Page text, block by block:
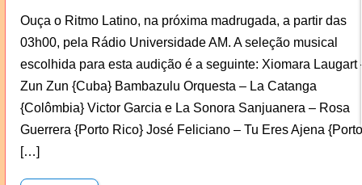
Ouça o Ritmo Latino, na próxima madrugada, a partir das
03h00, pela Rádio Universidade AM. A seleção musical
escolhida para esta audição é a seguinte: Xiomara Laugart
Zun Zun {Cuba} Bambazulu Orquesta – La Catanga
{Colômbia} Victor Garcia e La Sonora Sanjuanera – Rosa
Guerrera {Porto Rico} José Feliciano – Tu Eres Ajena {Porto
[…]